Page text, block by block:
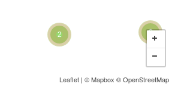
2 3
Leaflet | ©Mapbox ©OpenStreetMap